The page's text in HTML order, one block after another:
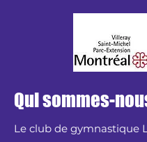
Qui sommes-
Le club de gymnastique